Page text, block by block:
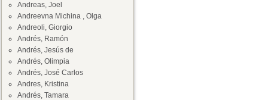
Andreas, Joel
Andreevna Michina , Olga
Andreoli, Giorgio
Andrés, Ramón
Andrés, Jesús de
Andrés, Olimpia
Andrés, José Carlos
Andres, Kristina
Andrés, Tamara